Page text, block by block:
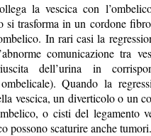
la vescica con
trasforma in un cordone
In rari casi la
comunicazione tra
dell’urina in
Quando la
vescica, un diverticolo o un
o cisti del legamento
possono scaturire anche tumori.